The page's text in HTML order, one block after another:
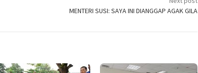
MENTERI SUSI: SAYA INI DIANGGAP AGAK GILA